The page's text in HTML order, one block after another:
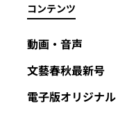
コンテンツ
動画・音声
文藝春秋最新号
電子版オリジナル